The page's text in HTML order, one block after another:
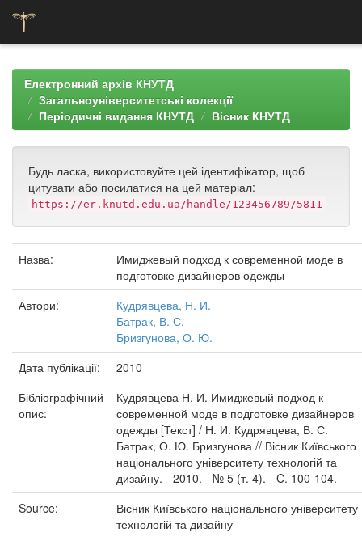
navigationЕлектронний архів КНУТД
Загальноуніверситетські колекції
Періодичні видання КНУТД
Вісник КНУТД
Будь ласка, використовуйте цей ідентифікатор, щоб
цитувати або посилатися на цей матеріал:
https://er.knutd.edu.ua/handle/123456789/5811
Назва:
Имиджевый подход к современной моде в
подготовке дизайнеров одежды
Автори:
Кудрявцева, Н. И.
Батрак, В. С.
Бризгунова, О. Ю.
Дата публікації:
2010
Бібліографічний
опис:
Кудрявцева Н. И. Имиджевый подход к
современной моде в подготовке дизайнеров
одежды [Текст] / Н. И. Кудрявцева, В. С.
Батрак, О. Ю. Бризгунова // Вісник Київського
національного університету технологій та
дизайну. - 2010. - № 5 (т. 4). - C. 100-104.
Source:
Вісник Київського національного університету
технологій та дизайну